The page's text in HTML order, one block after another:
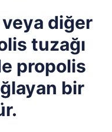
veya diğer
tuzağı
propolis
bir